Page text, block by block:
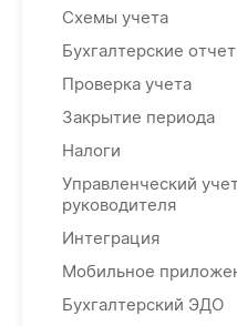
Схемы учета
Бухгалтерские
Проверка учета
Закрытие периода
Налоги
Управленческий
руководителя
Интеграция
Мобильное
Бухгалтерский ЭДО